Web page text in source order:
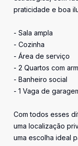
praticidade e boa
- Sala ampla
- Cozinha
- Área de serviço
- 2 Quartos com
- Banheiro social
- 1 Vaga de
Com todos esses
uma localização
uma escolha ideal